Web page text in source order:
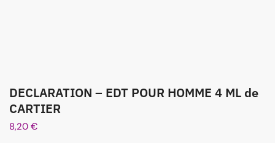
DECLARATION – EDT POUR HOMME 4 ML de
CARTIER
8,20 €